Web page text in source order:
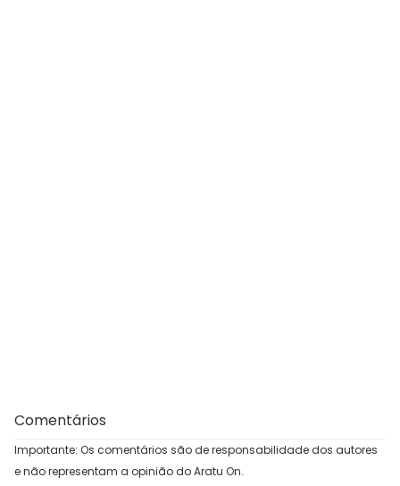
Comentários
Importante: Os comentários são de responsabilidade dos autores
e não representam a opinião do Aratu On.